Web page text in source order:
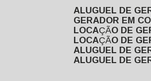
ALUGUEL DE
GERADOR EM
LOCAÇÃO DE
LOCAÇÃO DE
ALUGUEL DE
ALUGUEL DE